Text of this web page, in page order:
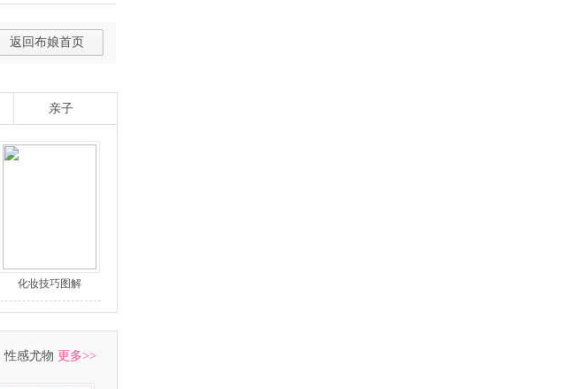
返回布娘首页
亲子
化妆技巧图解
|性感尤物 更多>>